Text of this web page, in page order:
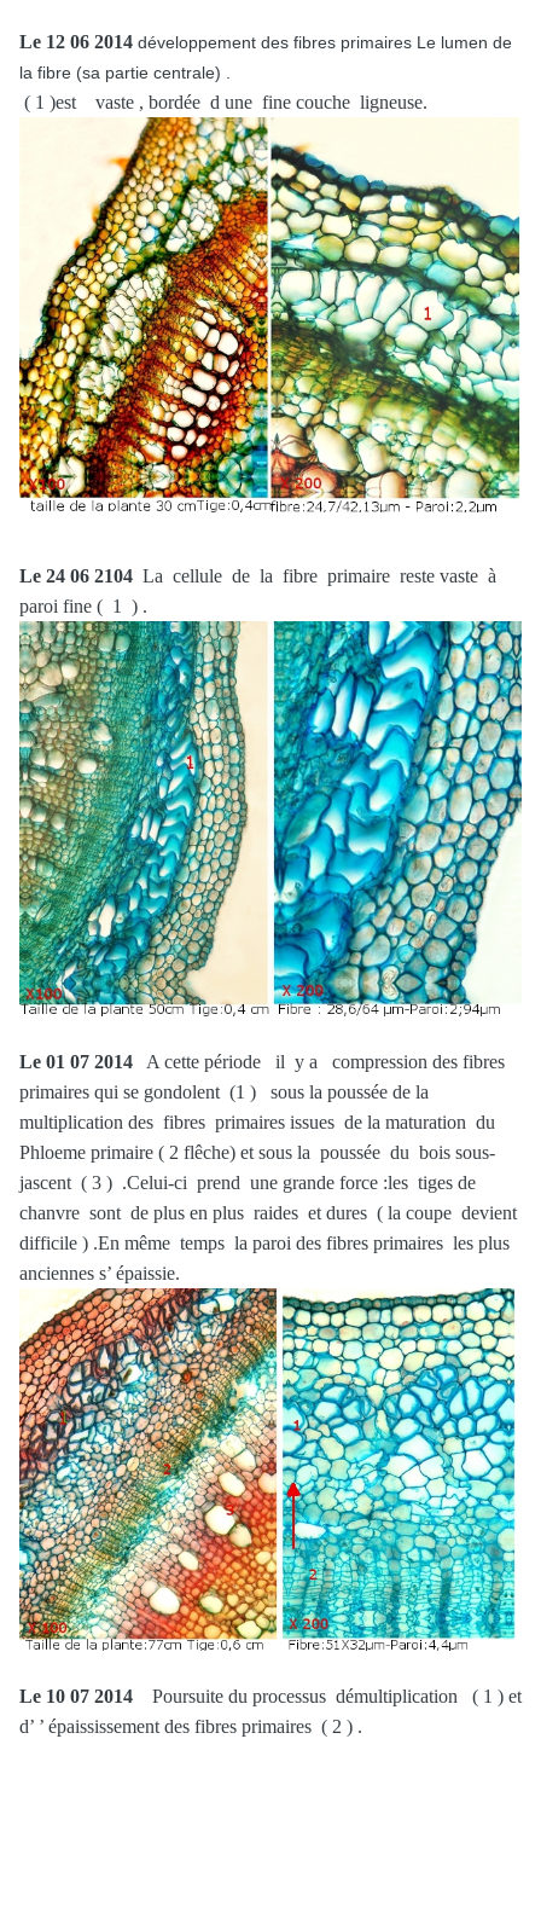
Le 12 06 2014 développement des fibres primaires Le lumen de
la fibre (sa partie centrale) .
( 1 )est vaste , bordée d une fine couche ligneuse.
Le 24 06 2104 La cellule de la fibre primaire reste vaste à
paroi fine ( 1 ) .
Le 01 07 2014 A cette période il y a compression des fibres
primaires qui se gondolent (1 ) sous la poussée de la
multiplication des fibres primaires issues de la maturation du
Phloeme primaire ( 2 flêche) et sous la poussée du bois sous-
jascent ( 3 ) .Celui-ci prend une grande force :les tiges de
chanvre sont de plus en plus raides et dures ( la coupe devient
difficile ) .En même temps la paroi des fibres primaires les plus
anciennes s’ épaissie.
Le 10 07 2014 Poursuite du processus démultiplication ( 1 ) et
d’ ’ épaississement des fibres primaires ( 2 ) .